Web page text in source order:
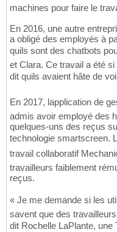
machines pour faire le
En 2016, une autre
a obligé des employés à
quils sont des chatbots
et Clara. Ce travail a été
dit quils avaient hâte de
En 2017, lapplication de
admis avoir employé des
quelques-uns des reçus
technologie
travail collaboratif
travailleurs faiblement
reçus.
« Je me demande si les
savent que des
dit Rochelle LaPlante, une